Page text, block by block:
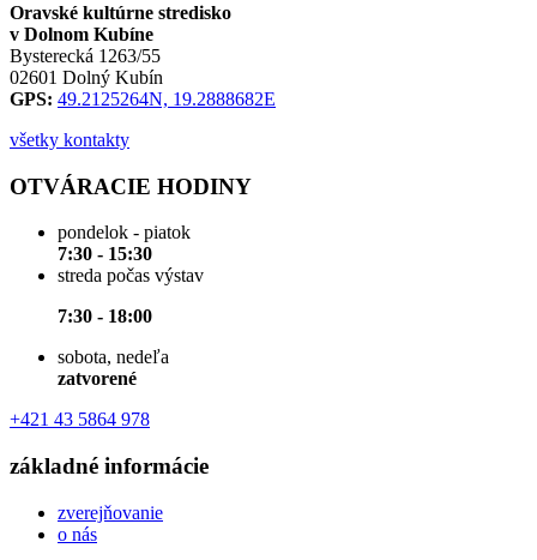
Oravské kultúrne stredisko
v Dolnom Kubíne
Bysterecká 1263/55
02601 Dolný Kubín
GPS: 49.2125264N, 19.2888682E
všetky kontakty
OTVÁRACIE HODINY
pondelok - piatok
7:30 - 15:30
streda počas výstav
7:30 - 18:00
sobota, nedeľa
zatvorené
+421 43 5864 978
základné informácie
zverejňovanie
o nás